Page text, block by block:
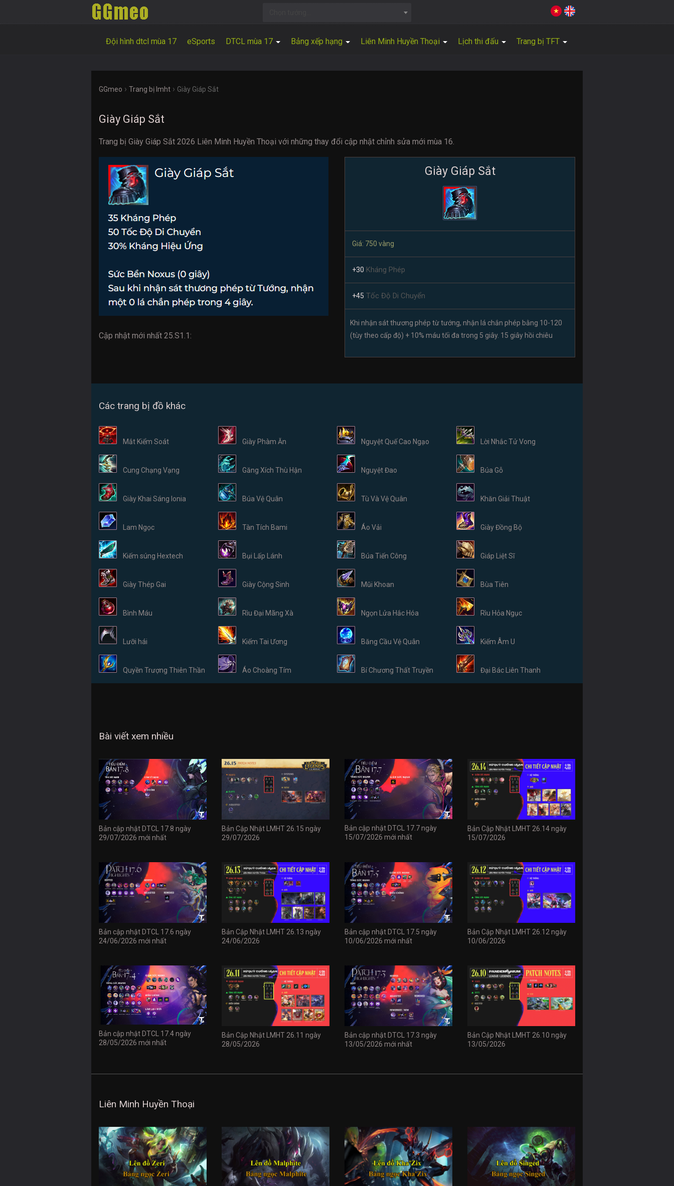
Đội hình dtcl mùa 17 eSports DTCL mùa 17 Bảng xếp hạng Liên Minh Huyền Thoại Lịch thi đấu Trang bị TFT
GGmeo › Trang bị lmht › Giày Giáp Sắt
Giày Giáp Sắt
Trang bị Giày Giáp Sắt 2026 Liên Minh Huyền Thoại với những thay đổi cập nhật chỉnh sửa mới mùa 16.
Cập nhật mới nhất 25.S1.1:
Giày Giáp Sắt
Giá: 750 vàng
+30 Kháng Phép
+45 Tốc Độ Di Chuyển
Khi nhận sát thương phép từ tướng, nhận lá chắn phép bằng 10-120
(tùy theo cấp độ) + 10% máu tối đa trong 5 giây. 15 giây hồi chiêu
Các trang bị đồ khác
Mắt Kiểm Soát Giày Phàm Ăn Nguyệt Quế Cao Ngạo Lời Nhắc Tử Vong
Cung Chạng Vạng Găng Xích Thù Hận Nguyệt Đao Búa Gỗ
Giày Khai Sáng Ionia Búa Vệ Quân Tù Và Vệ Quân Khăn Giải Thuật
Lam Ngọc Tàn Tích Bami Áo Vải Giày Đồng Bộ
Kiếm súng Hextech Bụi Lấp Lánh Búa Tiến Công Giáp Liệt Sĩ
Giày Thép Gai Giày Cộng Sinh Mũi Khoan Bùa Tiên
Bình Máu Rìu Đại Mãng Xà Ngọn Lửa Hắc Hóa Rìu Hỏa Ngục
Lưỡi hái Kiếm Tai Ương Băng Cầu Vệ Quân Kiếm Âm U
Quyền Trượng Thiên Thần Áo Choàng Tím Bí Chương Thất Truyền Đại Bác Liên Thanh
Bài viết xem nhiều
Bản cập nhật DTCL 17.8 ngày
29/07/2026 mới nhất
Bản Cập Nhật LMHT 26.15 ngày
29/07/2026
Bản cập nhật DTCL 17.7 ngày
15/07/2026 mới nhất
Bản Cập Nhật LMHT 26.14 ngày
15/07/2026
Bản cập nhật DTCL 17.6 ngày
24/06/2026 mới nhất
Bản Cập Nhật LMHT 26.13 ngày
24/06/2026
Bản cập nhật DTCL 17.5 ngày
10/06/2026 mới nhất
Bản Cập Nhật LMHT 26.12 ngày
10/06/2026
Bản cập nhật DTCL 17.4 ngày
28/05/2026 mới nhất
Bản Cập Nhật LMHT 26.11 ngày
28/05/2026
Bản cập nhật DTCL 17.3 ngày
13/05/2026 mới nhất
Bản Cập Nhật LMHT 26.10 ngày
13/05/2026
Liên Minh Huyền Thoại